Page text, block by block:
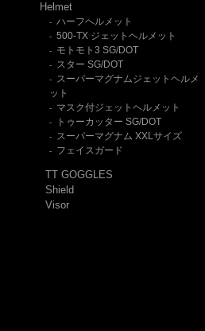
Helmet
- ハーフヘルメット
- 500-TX ジェットヘルメット
- モトモト3 SG/DOT
- スター SG/DOT
-
スーパーマグナムジェットヘルメ
ット
- マスク付ジェットヘルメット
- トゥーカッター SG/DOT
- スーパーマグナム XXLサイズ
- フェイスガード
TT GOGGLES
Shield
Visor